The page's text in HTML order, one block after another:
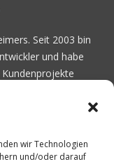
wir Technologien
und/oder darauf
Seit 2003 bin
und habe
zu finden: Bei
sich über
langsame
ich im Mai 2016